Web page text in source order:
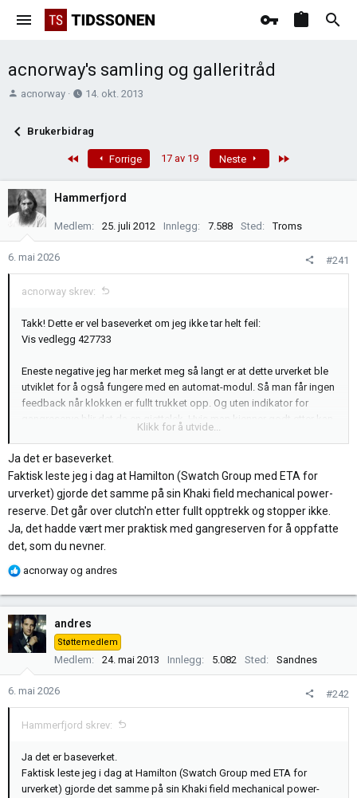
acnorway's samling og galleritråd
T
å
a
r
t
r
acnorway
O
e
14. okt. 2013
Brukerbidrag
Forrige 17 av 19 Neste
Hammerfjord
Medlem 25. juli 2012 Innlegg 7.588 Sted Troms
6. mai 2026 #241
acnorway skrev:
Takk! Dette er vel baseverket om jeg ikke tar helt feil:
Vis vedlegg 427733
Eneste negative jeg har merket meg så langt er at dette urverket ble
utviklet for å også fungere med en automat-modul. Så man får ingen
feedback når klokken er fullt trukket opp. Og uten indikator for
gangreserve blir det da en gjettelek. Hvis man kjenner godt etter kan
Klikk for å utvide...
Ja det er baseverket.
Faktisk leste jeg i dag at Hamilton (Swatch Group med ETA for
urverket) gjorde det samme på sin Khaki field mechanical power-
reserve. Det går over clutch'n etter fullt opptrekk og stopper ikke.
Ja, det hadde vært mer praktisk med gangreserven for å oppfatte
det, som du nevner.
R
k
s
j
e
:
acnorway og andres
andres
Støttemedlem
Medlem 24. mai 2013 Innlegg 5.082 Sted Sandnes
6. mai 2026 #242
Hammerfjord skrev:
Ja det er baseverket.
Faktisk leste jeg i dag at Hamilton (Swatch Group med ETA for
urverket) gjorde det samme på sin Khaki field mechanical power-